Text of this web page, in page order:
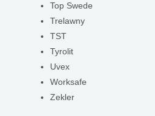
Top Swede
Trelawny
TST
Tyrolit
Uvex
Worksafe
Zekler